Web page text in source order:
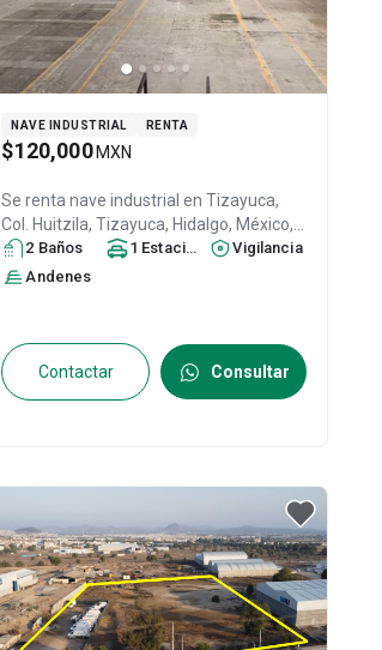
NAVE INDUSTRIAL RENTA
$120,000 MXN
Se renta nave industrial enTizayuca,
Col. Huitzila,Tizayuca, Hidalgo, México,
C.P. 43820, ID:26900344
2 Baños 1 Estacionamiento
Vigilancia
Andenes
Contactar Consultar